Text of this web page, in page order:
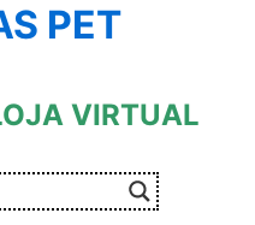
PET
VIRTUAL